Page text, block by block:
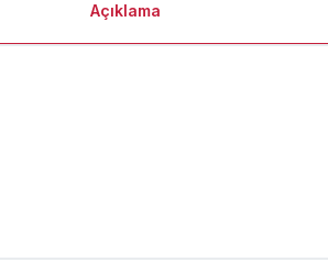
Açıklama